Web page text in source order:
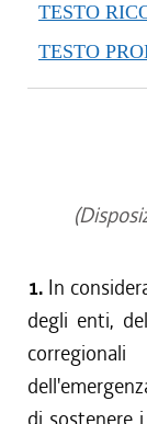
TESTO
TESTO
1. In
degli enti,